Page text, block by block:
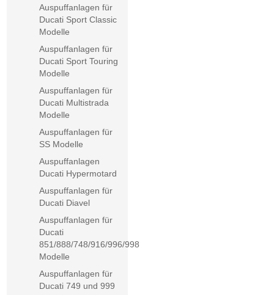
Auspuffanlagen für
Ducati Sport Classic
Modelle
Auspuffanlagen für
Ducati Sport Touring
Modelle
Auspuffanlagen für
Ducati Multistrada
Modelle
Auspuffanlagen für
SS Modelle
Auspuffanlagen
Ducati Hypermotard
Auspuffanlagen für
Ducati Diavel
Auspuffanlagen für
Ducati
851/888/748/916/996/998
Modelle
Auspuffanlagen für
Ducati 749 und 999